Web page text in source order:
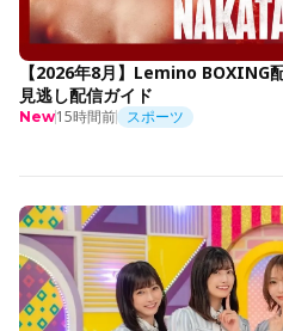
【2026年8月】Lemino BOXING
見逃し配信ガイド
New15時間前 スポーツ